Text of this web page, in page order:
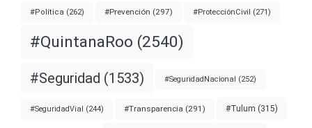
#Política (262) #Prevención (297) #ProtecciónCivil (271)
#QuintanaRoo (2540)
#Seguridad (1533) #SeguridadNacional (252)
#SeguridadVial (244) #Transparencia (291) #Tulum (315)